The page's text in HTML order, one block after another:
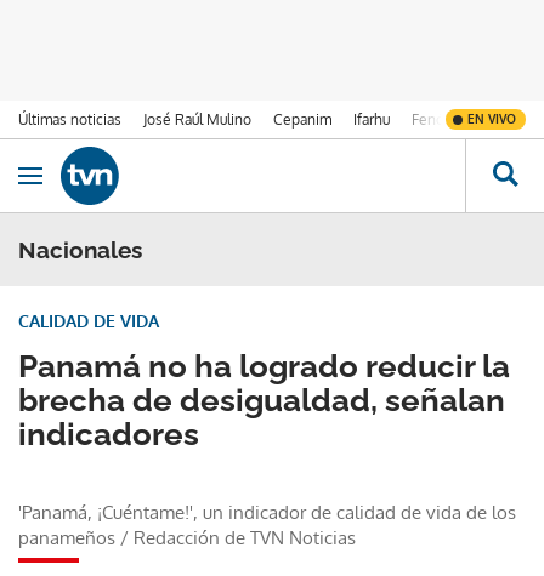
Últimas noticias José Raúl Mulino Cepanim Ifarhu Fenómeno de El
EN VIVO
Ir al contenido
Obrir navegació
Nacionales
Panamá no ha logrado reducir la
brecha de desigualdad, señalan
indicadores
CALIDAD DE VIDA
'Panamá, ¡Cuéntame!', un indicador de calidad de vida de los
panameños / Redacción de TVN Noticias